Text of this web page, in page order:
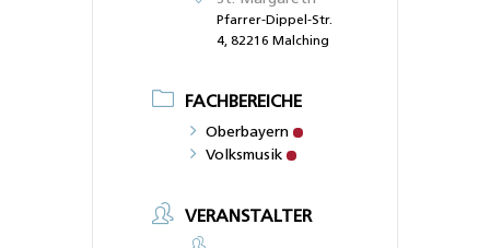
Pfarrer-Dippel-Str.
4, 82216 Malching
FACHBEREICHE
Oberbayern
Volksmusik
VERANSTALTER